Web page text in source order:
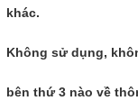
khác.
Không sử dụng,
bên thứ 3 nào về